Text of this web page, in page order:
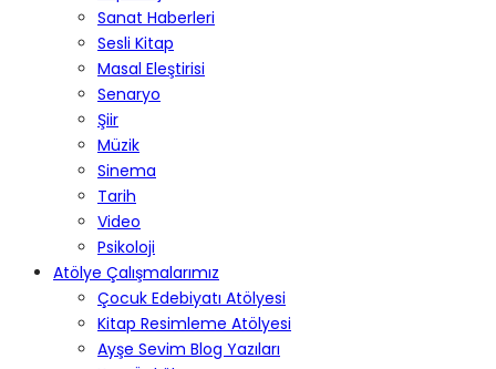
Sanat Haberleri
Sesli Kitap
Masal Eleştirisi
Senaryo
Şiir
Müzik
Sinema
Tarih
Video
Psikoloji
Atölye Çalışmalarımız
Çocuk Edebiyatı Atölyesi
Kitap Resimleme Atölyesi
Ayşe Sevim Blog Yazıları